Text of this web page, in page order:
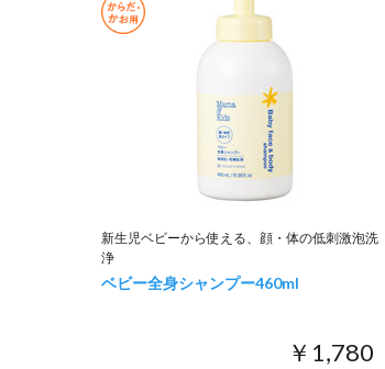
新生児ベビーから使える、顔・体の低刺激泡洗
浄
ベビー全身シャンプー460ml
￥1,780